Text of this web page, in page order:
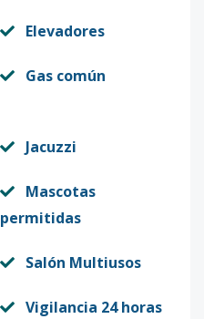
Elevadores
Gas común
Jacuzzi
Mascotas
permitidas
Salón Multiusos
Vigilancia 24 horas